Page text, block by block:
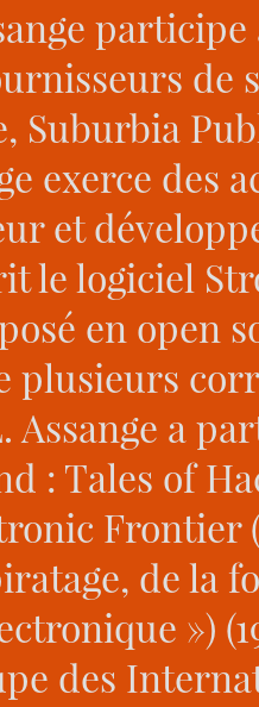
de
Suburbia
exerce des
et
le logiciel
en open
plusieurs
Assange a
: Tales of
Frontier
de la
»)
des